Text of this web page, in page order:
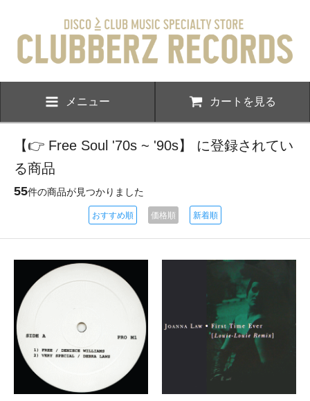
メニュー カートを見る
【👉 Free Soul '70s ~ '90s】 に登録されてい
る商品
55件の商品が見つかりました
おすすめ順 価格順 新着順